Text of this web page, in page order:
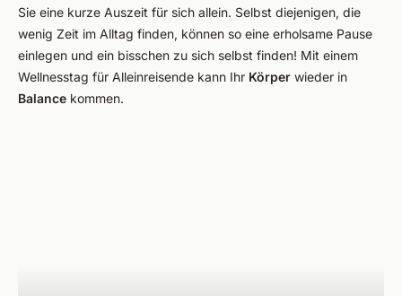
Sie eine kurze Auszeit für sich allein. Selbst diejenigen, die
wenig Zeit im Alltag finden, können so eine erholsame Pause
einlegen und ein bisschen zu sich selbst finden! Mit einem
Wellnesstag für Alleinreisende kann Ihr Körper wieder in
Balance kommen.